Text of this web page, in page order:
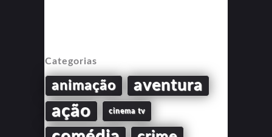
Categorias
animação aventura
ação cinema tv